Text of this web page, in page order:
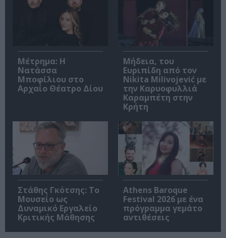
Μέτρημα: Η
Νατάσσα
Μποφίλιου στο
Αρχαίο Θέατρο Δίου
Μήδεια, του
Ευριπίδη από τον
Nikita Milivojević με
την Καρυοφυλλιά
Καραμπέτη στην
Κρήτη
Στάθης Γκότσης: Το
Μουσείο ως
Δυναμικό Εργαλείο
Κριτικής Μάθησης
Athens Baroque
Festival 2026 με ένα
πρόγραμμα γεμάτο
αντιθέσεις